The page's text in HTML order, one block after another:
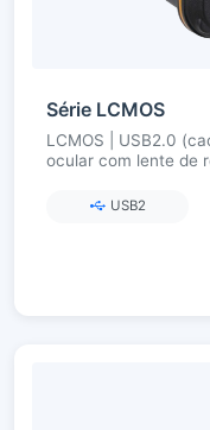
Série LCMOS
LCMOS | USB2.0
ocular com lente de
USB2